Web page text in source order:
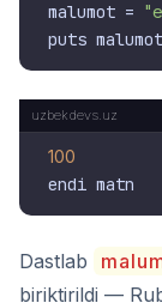
malumot =
100
Dastlab
biriktirildi —